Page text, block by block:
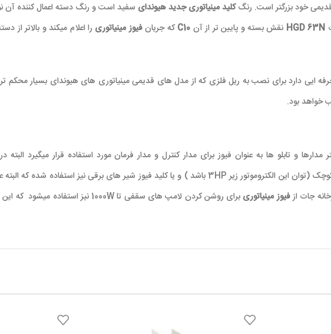
کلید مینیاتوری جدید هیوندای سفید است و رنگ دسته اعمال کننده
HGD 63N نقش بسته و پایین تر از آن C10 که جریانفیوز مینیاتوری را اعلام میکند و بالاتر از
ایی دارد برای نصب به ریل فلزی که از مدل های قدیمی مینیاتوری های هیوندای بسیار محکم
خواهد بود.
و تابلو ها به عنوان فیوز برای مدار کنترل و مدار فرمان مورد استفاده قرار میگیرد
(توان این الکتروموتور زیر3HP باشد ) و یا کلید فیوز شیر های برقی نیز استفاده شده که
جات ازفیوز مینیاتوری برای روشن کردن لامپ های سقفی تا1000W نیز استفاده میشود که این